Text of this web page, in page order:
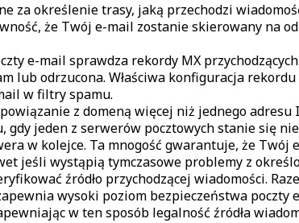
za określenie trasy, jaką przechodzi
że Twój e-mail zostanie skierowany na
e-mail sprawdza rekordy MX
lub odrzucona. Właściwa konfiguracja
w filtry spamu.
z domeną więcej niż jednego
jeden z serwerów pocztowych stanie się
w kolejce. Ta mnogość gwarantuje, że Twój
jeśli wystąpią tymczasowe problemy z
źródło przychodzącej wiadomości.
wysoki poziom bezpieczeństwa
w ten sposób legalność źródła